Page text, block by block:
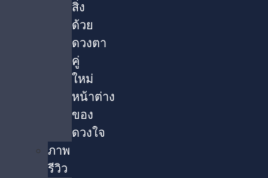
สิ่ง
ด้วย
ดวงตา
คู่
ใหม่
หน้าต่าง
ของ
ดวงใจ
ภาพ
รีวิว